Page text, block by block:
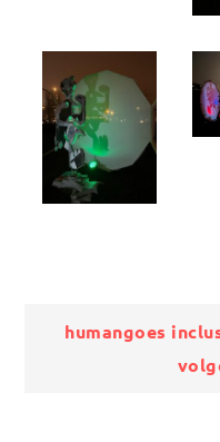
Bericht
humangoes